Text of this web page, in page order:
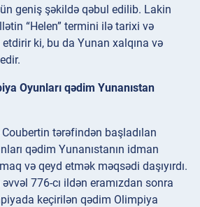
geniş şəkildə qəbul edilib. Lakin
“Helen” termini ilə tarixi və
ki, bu da Yunan xalqına və
Oyunları qədim Yunanıstan
Coubertin tərəfindən başladılan
qədim Yunanıstanın idman
və qeyd etmək məqsədi daşıyırdı.
776-cı ildən eramızdan sonra
keçirilən qədim Olimpiya